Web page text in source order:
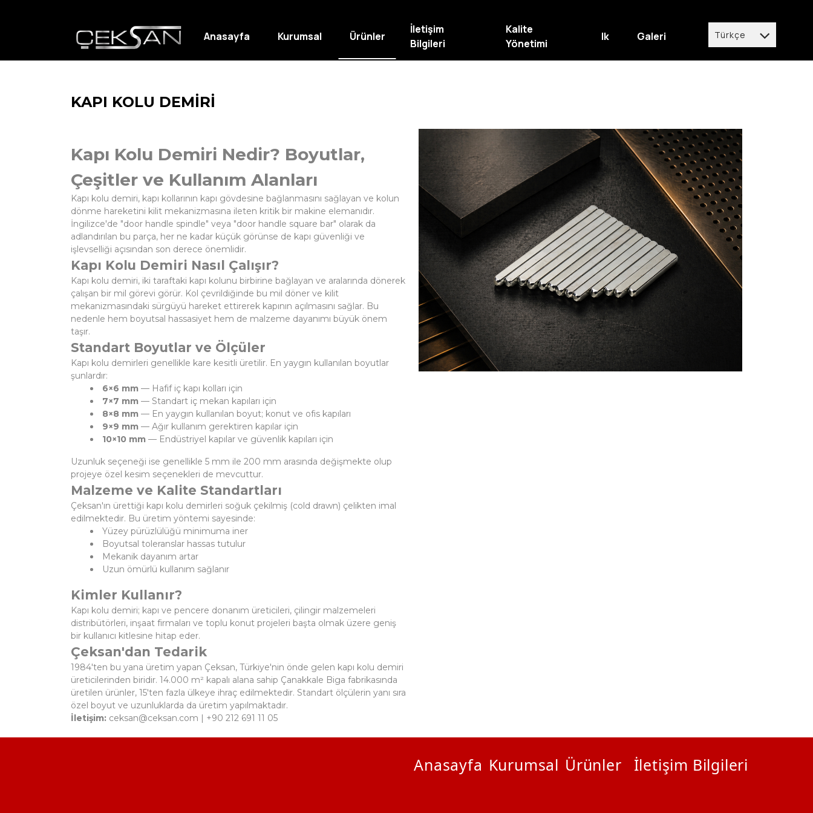
KAPI KOLU DEMİRİ
Kapı Kolu Demiri Nedir? Boyutlar,
Çeşitler ve Kullanım Alanları
Kapı kolu demiri, kapı kollarının kapı gövdesine bağlanmasını sağlayan ve kolun
dönme hareketini kilit mekanizmasına ileten kritik bir makine elemanıdır.
İngilizce'de "door handle spindle" veya "door handle square bar" olarak da
adlandırılan bu parça, her ne kadar küçük görünse de kapı güvenliği ve
işlevselliği açısından son derece önemlidir.
Kapı Kolu Demiri Nasıl Çalışır?
Kapı kolu demiri, iki taraftaki kapı kolunu birbirine bağlayan ve aralarında dönerek
çalışan bir mil görevi görür. Kol çevrildiğinde bu mil döner ve kilit
mekanizmasındaki sürgüyü hareket ettirerek kapının açılmasını sağlar. Bu
nedenle hem boyutsal hassasiyet hem de malzeme dayanımı büyük önem
taşır.
Standart Boyutlar ve Ölçüler
Kapı kolu demirleri genellikle kare kesitli üretilir. En yaygın kullanılan boyutlar
şunlardır:
6×6 mm — Hafif iç kapı kolları için
7×7 mm — Standart iç mekan kapıları için
8×8 mm — En yaygın kullanılan boyut; konut ve ofis kapıları
9×9 mm — Ağır kullanım gerektiren kapılar için
10×10 mm — Endüstriyel kapılar ve güvenlik kapıları için
Uzunluk seçeneği ise genellikle 5 mm ile 200 mm arasında değişmekte olup
projeye özel kesim seçenekleri de mevcuttur.
Malzeme ve Kalite Standartları
Çeksan'ın ürettiği kapı kolu demirleri soğuk çekilmiş (cold drawn) çelikten imal
edilmektedir. Bu üretim yöntemi sayesinde:
Yüzey pürüzlülüğü minimuma iner
Boyutsal toleranslar hassas tutulur
Mekanik dayanım artar
Uzun ömürlü kullanım sağlanır
Kimler Kullanır?
Kapı kolu demiri; kapı ve pencere donanım üreticileri, çilingir malzemeleri
distribütörleri, inşaat firmaları ve toplu konut projeleri başta olmak üzere geniş
bir kullanıcı kitlesine hitap eder.
Çeksan'dan Tedarik
1984'ten bu yana üretim yapan Çeksan, Türkiye'nin önde gelen kapı kolu demiri
üreticilerinden biridir. 14.000 m² kapalı alana sahip Çanakkale Biga fabrikasında
üretilen ürünler, 15'ten fazla ülkeye ihraç edilmektedir. Standart ölçülerin yanı sıra
özel boyut ve uzunluklarda da üretim yapılmaktadır.
İletişim: ceksan@ceksan.com | +90 212 691 11 05
Anasayfa Kurumsal Ürünler
İletişim
Bilgileri
Kalite
Yönetimi
Ik Galeri
Türkçe
español
العربية
français
Anasayfa Kurumsal Ürünler İletişim Bilgileri